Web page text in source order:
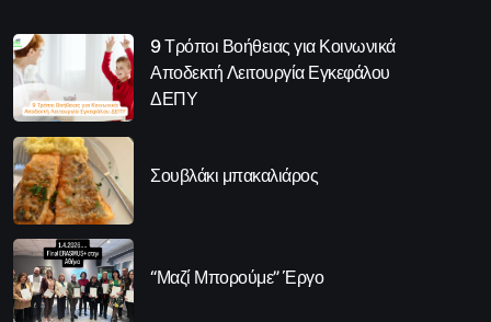
9 Τρόποι Βοήθειας για Κοινωνικά
Αποδεκτή Λειτουργία Εγκεφάλου
ΔΕΠΥ
Σουβλάκι μπακαλιάρος
“Μαζί Μπορούμε” Έργο